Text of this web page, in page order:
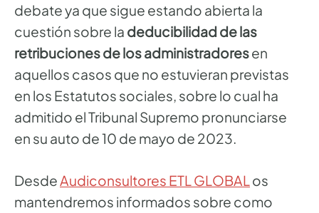
debate ya que sigue estando abierta la
cuestión sobre la deducibilidad de las
retribuciones de los administradoresen
aquellos casos que no estuvieran previstas
en los Estatutos sociales, sobre lo cual ha
admitido el Tribunal Supremo pronunciarse
en su auto de 10 de mayo de 2023.
Desde Audiconsultores ETL GLOBAL os
mantendremos informados sobre como